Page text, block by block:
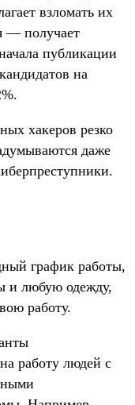
взломать их
— получает
публикации
на
хакеров резко
даже
график работы,
и любую одежду,
работу.
работу людей с